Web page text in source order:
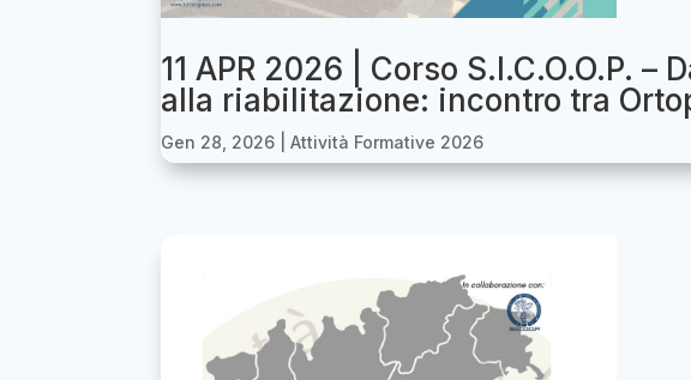
11 APR 2026 | Corso S.I.C.O.O.P.
alla riabilitazione: incontro tra
Gen 28, 2026 |Attività Formative 2026